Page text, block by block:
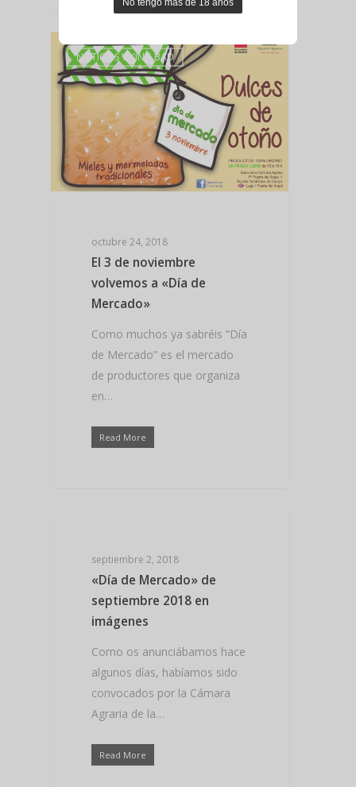
NOTICIAS VIKING BAD
octubre 24, 2018
El 3 de noviembre
volvemos a «Día de
Mercado»
Como muchos ya sabréis “Día
de Mercado” es el mercado
de productores que organiza
en…
Read More
septiembre 2, 2018
«Día de Mercado» de
septiembre 2018 en
imágenes
Como os anunciábamos hace
algunos días, habíamos sido
convocados por la Cámara
Agraria de la…
Read More